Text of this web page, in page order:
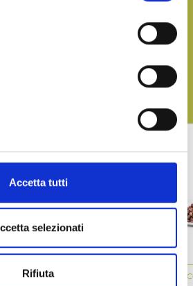
Accetta tutti
selezionati
Rifiuta
sea to your table, on any occasion
AND DISCOVER ALL OUR
034
GRILLED
026